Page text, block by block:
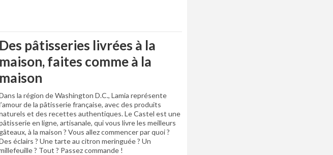
Des pâtisseries livrées à la
maison, faites comme à la
maison
la région de Washington D.C., Lamia représente
de la pâtisserie française, avec des produits
et des recettes authentiques. Le Castel est une
en ligne, artisanale, qui vous livre les meilleurs
gâteaux, à la maison ? Vous allez commencer par quoi ?
éclairs ? Une tarte au citron meringuée ? Un
? Tout ? Passez commande !